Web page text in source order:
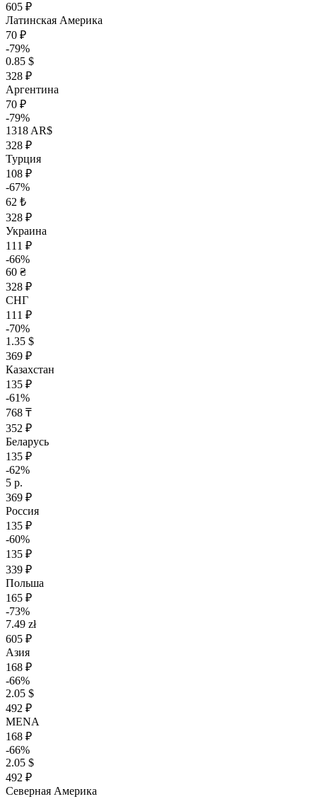
605 ₽
Латинская Америка
70 ₽
-79%
0.85 $
328 ₽
Аргентина
70 ₽
-79%
1318 AR$
328 ₽
Турция
108 ₽
-67%
62 ₺
328 ₽
Украина
111 ₽
-66%
60 ₴
328 ₽
СНГ
111 ₽
-70%
1.35 $
369 ₽
Казахстан
135 ₽
-61%
768 ₸
352 ₽
Беларусь
135 ₽
-62%
5 р.
369 ₽
Россия
135 ₽
-60%
135 ₽
339 ₽
Польша
165 ₽
-73%
7.49 zł
605 ₽
Азия
168 ₽
-66%
2.05 $
492 ₽
MENA
168 ₽
-66%
2.05 $
492 ₽
Северная Америка